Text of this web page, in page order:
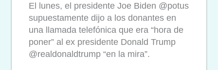
El lunes, el presidente Joe Biden @potus
supuestamente dijo a los donantes en
una llamada telefónica que era “hora de
poner” al ex presidente Donald Trump
@realdonaldtrump “en la mira”.